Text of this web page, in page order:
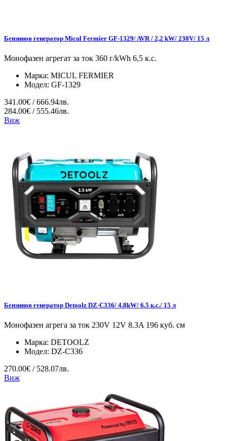
Бензинов генератор Micul Fermier GF-1329/ AVR / 2,2 kW/ 230V/ 15 л
Монофазен агрегат за ток 360 г/kWh 6,5 к.с.
Марка: MICUL FERMIER
Модел: GF-1329
341.00€ / 666.94лв.
284.00€ / 555.46лв.
Виж
Бензинов генератор Detoolz DZ-C336/ 4.8kW/ 6.5 к.с./ 15 л
Монофазен агрега за ток 230V 12V 8.3A 196 куб. см
Марка: DETOOLZ
Модел: DZ-C336
270.00€ / 528.07лв.
Виж